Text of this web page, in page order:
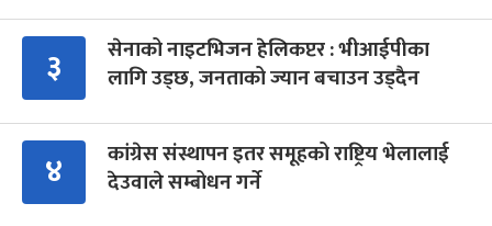
३
सेनाको नाइटभिजन हेलिकप्टर : भीआईपीका
लागि उड्छ, जनताको ज्यान बचाउन उड्दैन
४
कांग्रेस संस्थापन इतर समूहको राष्ट्रिय भेलालाई
देउवाले सम्बोधन गर्ने